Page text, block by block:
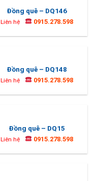
Đồng quê – DQ146
Liên hệ 0915.278.598
Đồng quê – DQ148
Liên hệ 0915.278.598
Đồng quê – DQ15
Liên hệ 0915.278.598